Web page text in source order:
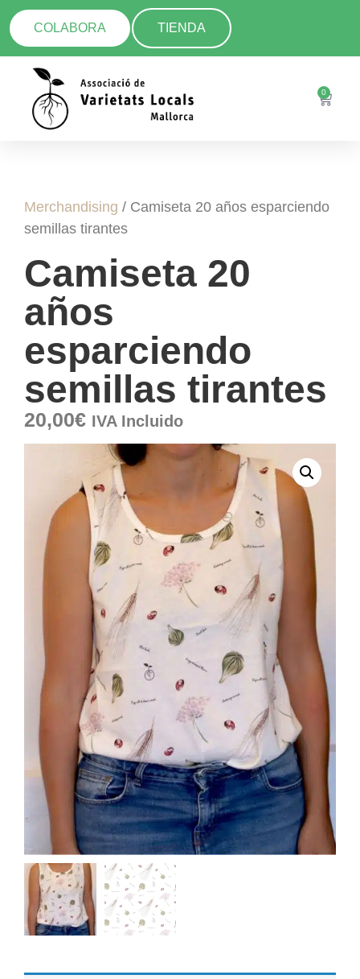
COLABORA TIENDA
0
Merchandising / Camiseta 20 años esparciendo
semillas tirantes
Camiseta 20
años
esparciendo
semillas tirantes
20,00€ IVA Incluido